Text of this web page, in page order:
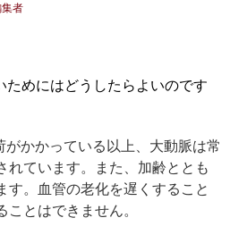
年齢・余病
者
ためにはどうしたらよいのです
かかっている以上、大動脈は常
れています。また、加齢ととも
す。血管の老化を遅くすること
とはできません。